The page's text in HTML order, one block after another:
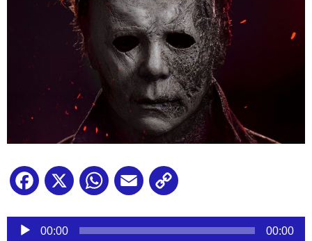
Facebook
X WhatsApp
Email
Reproductor
00:00 00:00